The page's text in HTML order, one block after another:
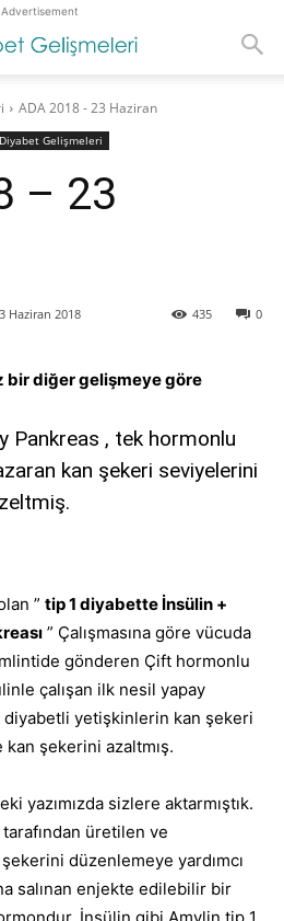
Advertisement
ADA 2018 - 23 Haziran
Gelişmeleri
– 23
0
435
Haziran 2018
bir diğer gelişmeye göre
Pankreas , tek hormonlu
kan şekeri seviyelerini
” tip 1 diyabette İnsülin +
” Çalışmasına göre vücuda
gönderen Çift hormonlu
çalışan ilk nesil yapay
diyabetli yetişkinlerin kan şekeri
şekerini azaltmış.
yazımızda sizlere aktarmıştık.
üretilen ve
düzenlemeye yardımcı
salınan enjekte edilebilir bir